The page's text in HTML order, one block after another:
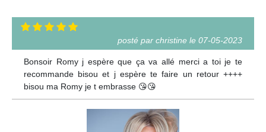
posté par christine le 07-05-2023
Bonsoir Romy j espère que ça va allé merci a toi je te
recommande bisou et j espère te faire un retour ++++
bisou ma Romy je t embrasse 😘😘